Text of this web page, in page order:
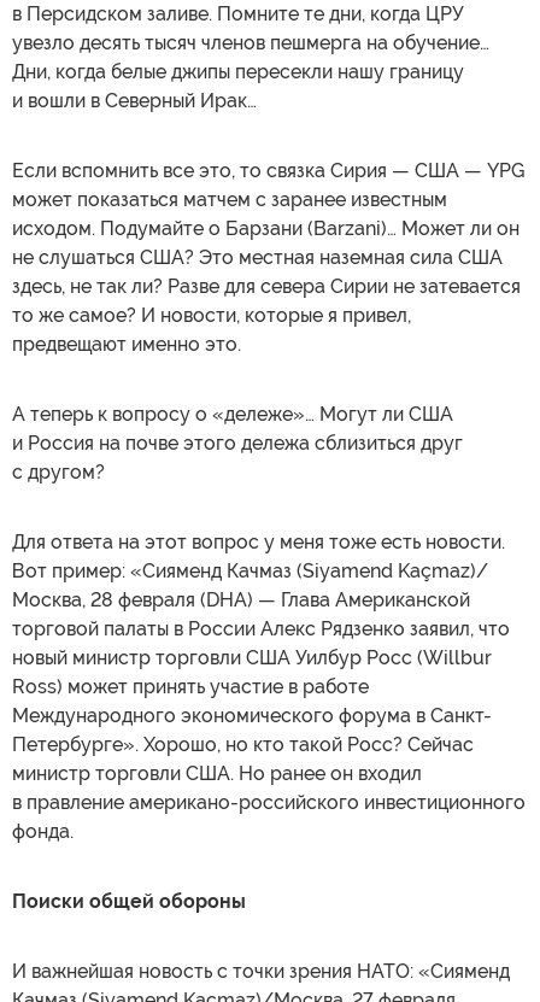
в Персидском заливе. Помните те дни, когда ЦРУ
увезло десять тысяч членов пешмерга на обучение…
Дни, когда белые джипы пересекли нашу границу
и вошли в Северный Ирак…
Если вспомнить все это, то связка Сирия — США — YPG
может показаться матчем с заранее известным
исходом. Подумайте о Барзани (Barzani)… Может ли он
не слушаться США? Это местная наземная сила США
здесь, не так ли? Разве для севера Сирии не затевается
то же самое? И новости, которые я привел,
предвещают именно это.
А теперь к вопросу о «дележе»… Могут ли США
и Россия на почве этого дележа сблизиться друг
с другом?
Для ответа на этот вопрос у меня тоже есть новости.
Вот пример: «Сияменд Качмаз (Siyamend Kaçmaz)/
Москва, 28 февраля (DHA) — Глава Американской
торговой палаты в России Алекс Рядзенко заявил, что
новый министр торговли США Уилбур Росс (Willbur
Ross) может принять участие в работе
Международного экономического форума в Санкт-
Петербурге». Хорошо, но кто такой Росс? Сейчас
министр торговли США. Но ранее он входил
в правление американо-российского инвестиционного
фонда.
Поиски общей обороны
И важнейшая новость с точки зрения НАТО: «Сияменд